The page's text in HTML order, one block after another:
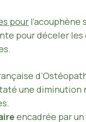
pour
pour déceler
une diminution
encadrée par